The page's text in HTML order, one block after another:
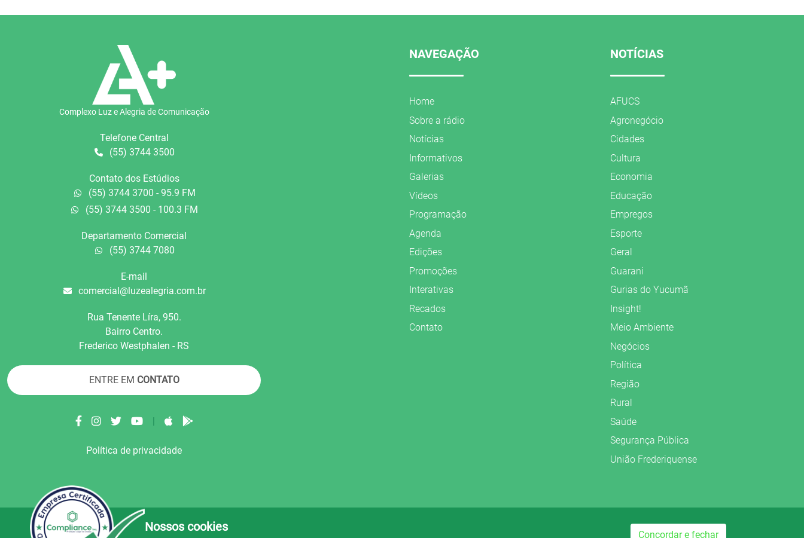
Complexo Luz e Alegria de Comunicação
Telefone Central
(55) 3744 3500
Contato dos Estúdios
(55) 3744 3700 - 95.9 FM
(55) 3744 3500 - 100.3 FM
Departamento Comercial
(55) 3744 7080
E-mail
comercial@luzealegria.com.br
Rua Tenente Líra, 950.
Bairro Centro.
Frederico Westphalen - RS
ENTRE EM CONTATO
|
Política de privacidade
NAVEGAÇÃO
Home
Sobre a rádio
Notícias
Informativos
Galerias
Vídeos
Programação
Agenda
Edições
Promoções
Interativas
Recados
Contato
NOTÍCIAS
AFUCS
Agronegócio
Cidades
Cultura
Economia
Educação
Empregos
Esporte
Geral
Guarani
Gurias do Yucumã
Insight!
Meio Ambiente
Negócios
Política
Região
Rural
Saúde
Segurança Pública
União Frederiquense
Nossos cookies
Concordar e fechar